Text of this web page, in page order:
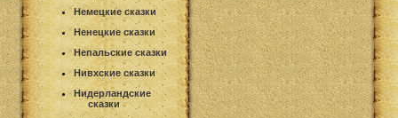
Немецкие сказки
Ненецкие сказки
Непальские сказки
Нивхские сказки
Нидерландские
сказки